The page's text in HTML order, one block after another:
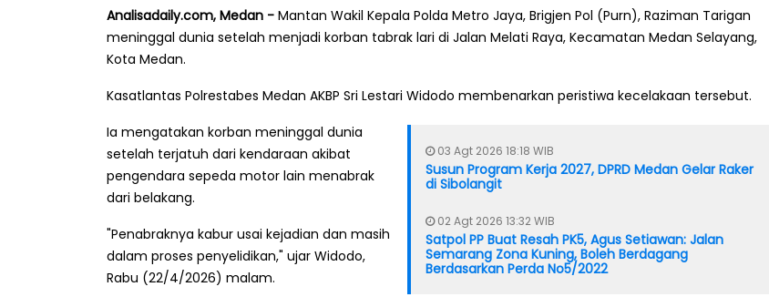
Analisadaily.com, Medan - Mantan Wakil Kepala Polda Metro Jaya, Brigjen Pol (Purn), Raziman Tarigan
meninggal dunia setelah menjadi korban tabrak lari di Jalan Melati Raya, Kecamatan Medan Selayang,
Kota Medan.
Kasatlantas Polrestabes Medan AKBP Sri Lestari Widodo membenarkan peristiwa kecelakaan tersebut.
03 Agt 2026 18:18 WIB
Susun Program Kerja 2027, DPRD Medan Gelar Raker
di Sibolangit
02 Agt 2026 13:32 WIB
Satpol PP Buat Resah PK5, Agus Setiawan: Jalan
Semarang Zona Kuning, Boleh Berdagang
Berdasarkan Perda No5/2022
Ia mengatakan korban meninggal dunia
setelah terjatuh dari kendaraan akibat
pengendara sepeda motor lain menabrak
dari belakang.
"Penabraknya kabur usai kejadian dan masih
dalam proses penyelidikan," ujar Widodo,
Rabu (22/4/2026) malam.